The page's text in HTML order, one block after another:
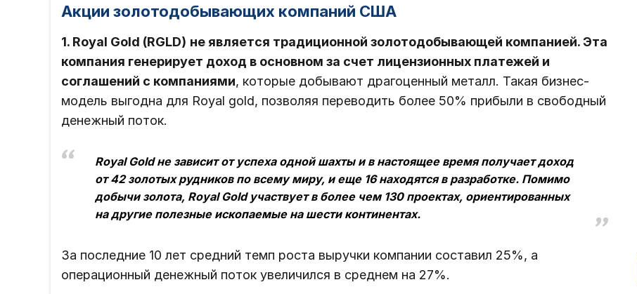
Акции золотодобывающих компаний США
1. Royal Gold (RGLD) не является традиционной золотодобывающей компанией. Эта
компания генерирует доход в основном за счет лицензионных платежей и
соглашений с компаниями, которые добывают драгоценный металл. Такая бизнес-
модель выгодна для Royal gold, позволяя переводить более 50% прибыли в свободный
денежный поток.
Royal Gold не зависит от успеха одной шахты и в настоящее время получает доход
от 42 золотых рудников по всему миру, и еще 16 находятся в разработке. Помимо
добычи золота, Royal Gold участвует в более чем 130 проектах, ориентированных
на другие полезные ископаемые на шести континентах.
За последние 10 лет средний темп роста выручки компании составил 25%, а
операционный денежный поток увеличился в среднем на 27%.